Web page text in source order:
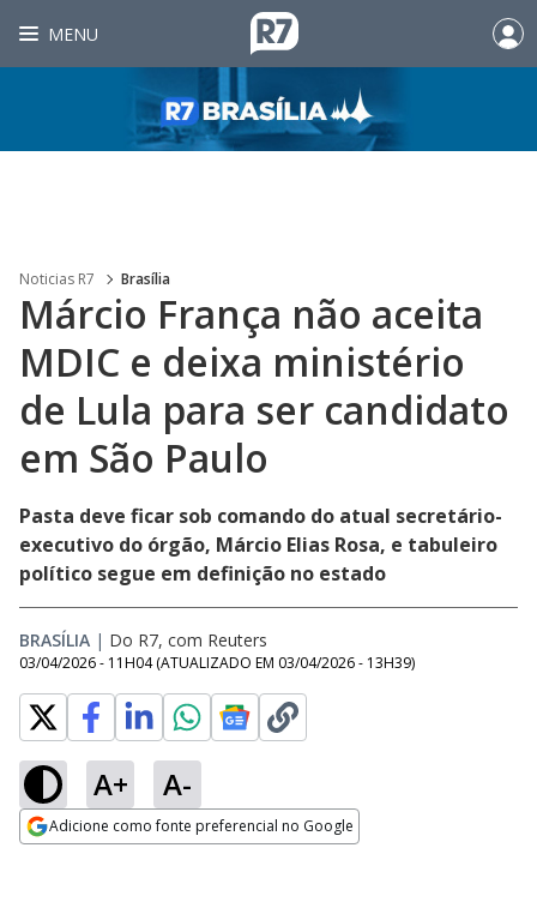
MENU
Noticias R7 Brasília
Márcio França não aceita
MDIC e deixa ministério
de Lula para ser candidato
em São Paulo
Pasta deve ficar sob comando do atual secretário-
executivo do órgão, Márcio Elias Rosa, e tabuleiro
político segue em definição no estado
BRASÍLIA | Do R7, com Reuters
03/04/2026 - 11H04 (ATUALIZADO EM 03/04/2026 - 13H39)
A+ A-
Adicione como fonte preferencial no Google